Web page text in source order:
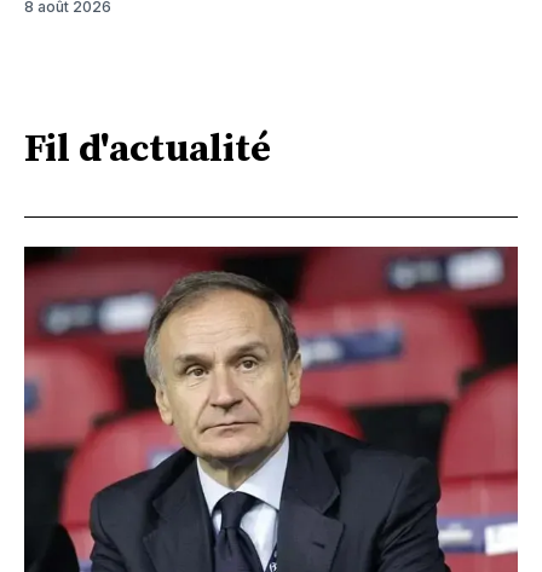
8 août 2026
Fil d'actualité